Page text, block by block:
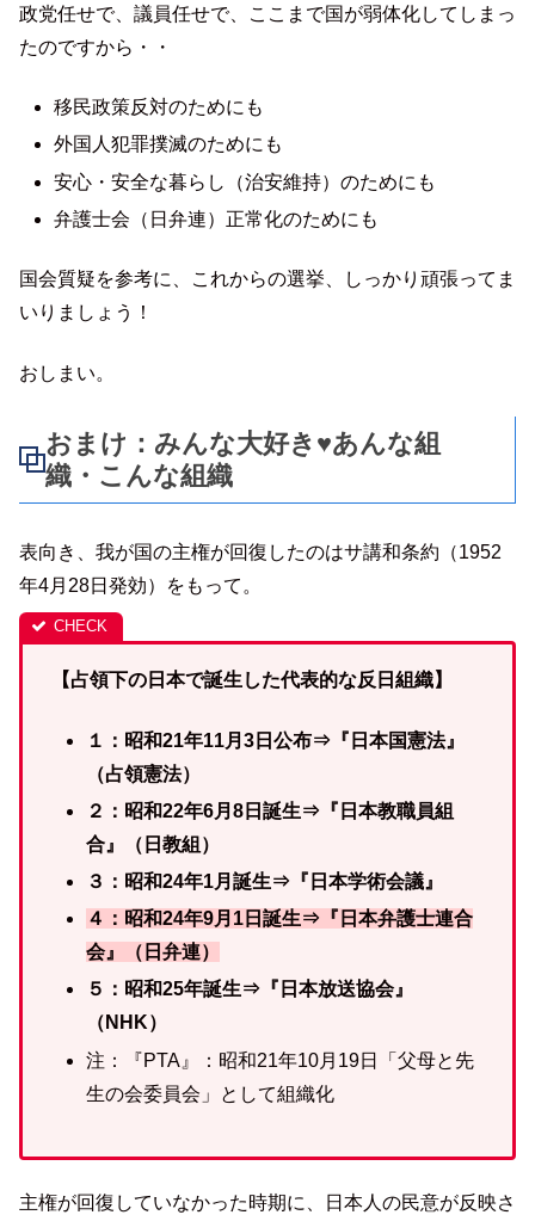
政党任せで、議員任せで、ここまで国が弱体化してしまっ
たのですから・・
移民政策反対のためにも
外国人犯罪撲滅のためにも
安心・安全な暮らし（治安維持）のためにも
弁護士会（日弁連）正常化のためにも
国会質疑を参考に、これからの選挙、しっかり頑張ってま
いりましょう！
おしまい。
おまけ：みんな大好き♥あんな組
織・こんな組織
表向き、我が国の主権が回復したのはサ講和条約（1952
年4月28日発効）をもって。
【占領下の日本で誕生した代表的な反日組織】
１：昭和21年11月3日公布⇒『日本国憲法』
（占領憲法）
２：昭和22年6月8日誕生⇒『日本教職員組
合』（日教組）
３：昭和24年1月誕生⇒『日本学術会議』
４：昭和24年9月1日誕生⇒『日本弁護士連合
会』（日弁連）
５：昭和25年誕生⇒『日本放送協会』
（NHK）
注：『PTA』：昭和21年10月19日「父母と先
生の会委員会」として組織化
主権が回復していなかった時期に、日本人の民意が反映さ